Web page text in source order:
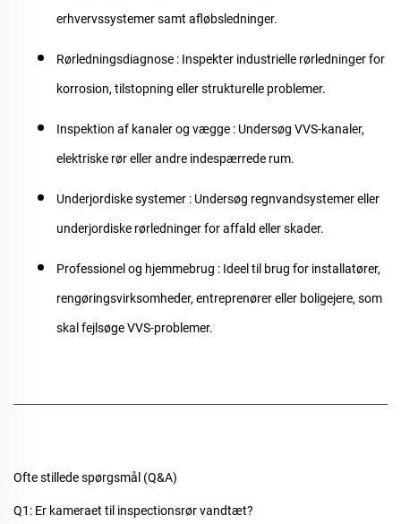
erhvervssystemer samt afløbsledninger.
Rørledningsdiagnose : Inspekter industrielle rørledninger for
korrosion, tilstopning eller strukturelle problemer.
Inspektion af kanaler og vægge : Undersøg VVS-kanaler,
elektriske rør eller andre indespærrede rum.
Underjordiske systemer : Undersøg regnvandsystemer eller
underjordiske rørledninger for affald eller skader.
Professionel og hjemmebrug : Ideel til brug for installatører,
rengøringsvirksomheder, entreprenører eller boligejere, som
skal fejlsøge VVS-problemer.
Ofte stillede spørgsmål (Q&A)
Q1: Er kameraet til inspectionsrør vandtæt?